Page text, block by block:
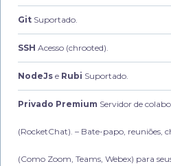
Git Suportado.
SSH Acesso (chrooted).
NodeJs e Rubi Suportado.
Privado Premium Servidor de
(RocketChat). – Bate-papo, reuniões,
(Como Zoom, Teams, Webex) para